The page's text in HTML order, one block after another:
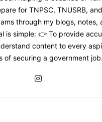
for TNPSC, TNUSRB,
through my blogs, notes,
is simple: 👉 To provide
content to every
of securing a government job.